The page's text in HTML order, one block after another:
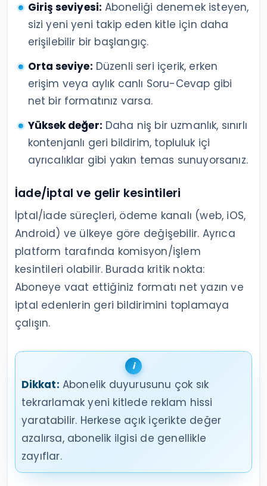
Giriş seviyesi: Aboneliği denemek isteyen,
sizi yeni yeni takip eden kitle için daha
erişilebilir bir başlangıç.
Orta seviye: Düzenli seri içerik, erken
erişim veya aylık canlı Soru-Cevap gibi
net bir formatınız varsa.
Yüksek değer: Daha niş bir uzmanlık, sınırlı
kontenjanlı geri bildirim, topluluk içi
ayrıcalıklar gibi yakın temas sunuyorsanız.
İade/iptal ve gelir kesintileri
İptal/iade süreçleri, ödeme kanalı (web, iOS,
Android) ve ülkeye göre değişebilir. Ayrıca
platform tarafında komisyon/işlem
kesintileri olabilir. Burada kritik nokta:
Aboneye vaat ettiğiniz formatı net yazın ve
iptal edenlerin geri bildirimini toplamaya
çalışın.
Dikkat: Abonelik duyurusunu çok sık
tekrarlamak yeni kitlede reklam hissi
yaratabilir. Herkese açık içerikte değer
azalırsa, abonelik ilgisi de genellikle
zayıflar.